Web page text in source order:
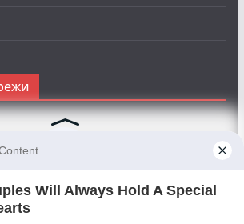
за да сте во тек со најновите